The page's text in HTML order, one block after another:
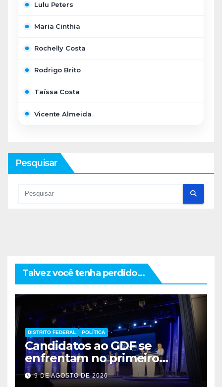
Lulu Peters
Maria Cinthia
Rochelly Costa
Rodrigo Brito
Taíssa Costa
Vicente Almeida
Pesquisar
Talvez você tenha perdido...
DISTRITO FEDERAL POLÍTICA
Candidatos ao GDF se
enfrentam no primeiro
debate de 2026
9 DE AGOSTO DE 2026